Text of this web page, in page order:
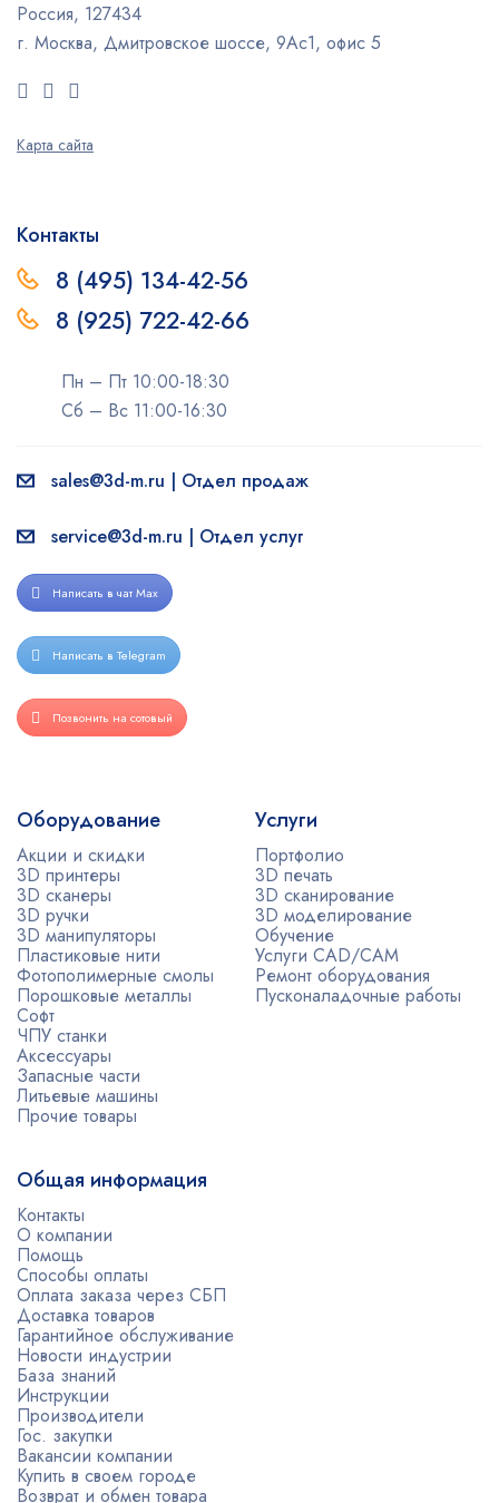
Россия, 127434
г. Москва, Дмитровское шоссе, 9Ас1, офис 5
Карта сайта
Контакты
8 (495) 134-42-56
8 (925) 722-42-66
Пн – Пт 10:00-18:30
Сб – Вс 11:00-16:30
sales@3d-m.ru | Отдел продаж
service@3d-m.ru | Отдел услуг
Написать в чат Max
Написать в Telegram
Позвонить на сотовый
Оборудование
Акции и скидки
3D принтеры
3D сканеры
3D ручки
3D манипуляторы
Пластиковые нити
Фотополимерные смолы
Порошковые металлы
Софт
ЧПУ станки
Аксессуары
Запасные части
Литьевые машины
Прочие товары
Услуги
Портфолио
3D печать
3D сканирование
3D моделирование
Обучение
Услуги CAD/CAM
Ремонт оборудования
Пусконаладочные работы
Общая информация
Контакты
О компании
Помощь
Способы оплаты
Оплата заказа через СБП
Доставка товаров
Гарантийное обслуживание
Новости индустрии
База знаний
Инструкции
Производители
Гос. закупки
Вакансии компании
Купить в своем городе
Возврат и обмен товара